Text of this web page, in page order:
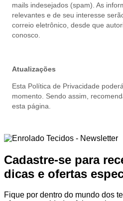
mails indesejados (spam). As
relevantes e de seu interesse
correio eletrônico, desde que
conosco.
Atualizações
Esta Política de Privacidade
momento. Sendo assim,
esta página.
Cadastre-se para
dicas e ofertas
Fique por dentro do mundo dos